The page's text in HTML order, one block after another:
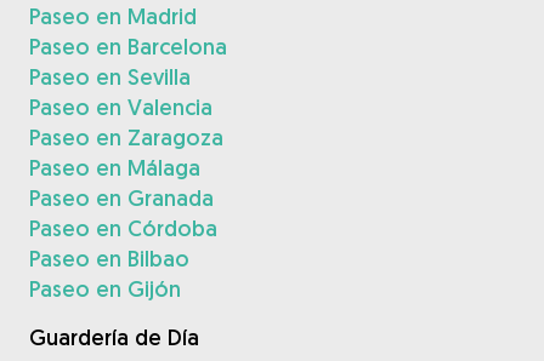
Paseo en Madrid
Paseo en Barcelona
Paseo en Sevilla
Paseo en Valencia
Paseo en Zaragoza
Paseo en Málaga
Paseo en Granada
Paseo en Córdoba
Paseo en Bilbao
Paseo en Gijón
Guardería de Día